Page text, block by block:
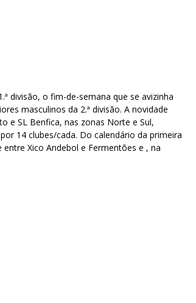
divisão, o fim-de-semana que se avizinha
masculinos da 2.ª divisão. A novidade
e SL Benfica, nas zonas Norte e Sul,
14 clubes/cada. Do calendário da primeira
Xico Andebol e Fermentões e , na